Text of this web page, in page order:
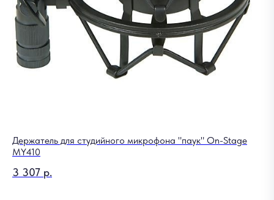
Держатель для студийного микрофона "паук" On-Stage
MY410
3 307 р.